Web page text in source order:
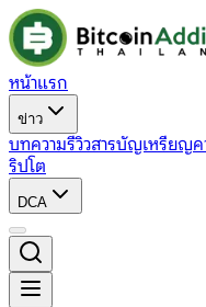
หน้าแรก
ข่าว
บทความรีวิวสารบัญเหรียญ
ริปโต
DCA